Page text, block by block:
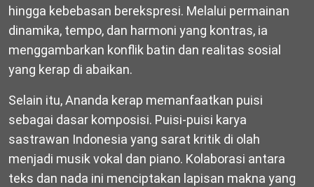
hingga kebebasan berekspresi. Melalui permainan
dinamika, tempo, dan harmoni yang kontras, ia
menggambarkan konflik batin dan realitas sosial
yang kerap di abaikan.
Selain itu, Ananda kerap memanfaatkan puisi
sebagai dasar komposisi. Puisi-puisi karya
sastrawan Indonesia yang sarat kritik di olah
menjadi musik vokal dan piano. Kolaborasi antara
teks dan nada ini menciptakan lapisan makna yang